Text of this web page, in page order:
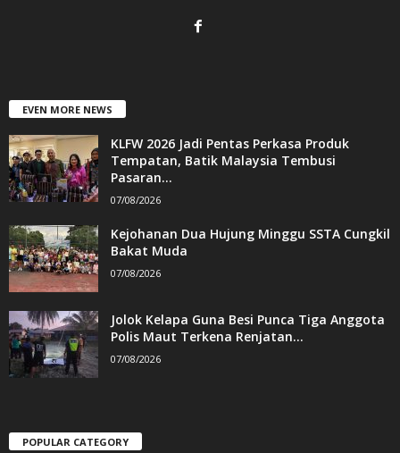
EVEN MORE NEWS
KLFW 2026 Jadi Pentas Perkasa Produk
Tempatan, Batik Malaysia Tembusi
Pasaran...
07/08/2026
Kejohanan Dua Hujung Minggu SSTA Cungkil
Bakat Muda
07/08/2026
Jolok Kelapa Guna Besi Punca Tiga Anggota
Polis Maut Terkena Renjatan...
07/08/2026
POPULAR CATEGORY